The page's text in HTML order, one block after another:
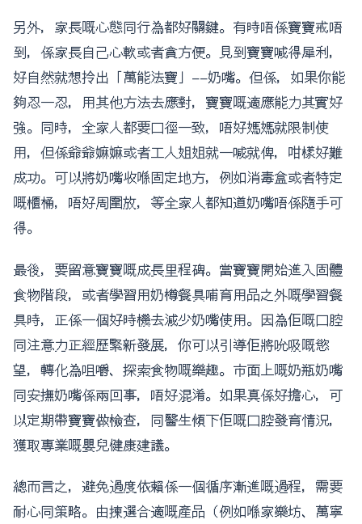
另外，家長嘅心態同行為都好關鍵。有時唔係寶寶戒唔
到，係家長自己心軟或者貪方便。見到寶寶喊得犀利，
好自然就想拎出「萬能法寶」——奶嘴。但係，如果你能
夠忍一忍，用其他方法去應對，寶寶嘅適應能力其實好
強。同時，全家人都要口徑一致，唔好媽媽就限制使
用，但係爺爺嫲嫲或者工人姐姐就一喊就俾，咁樣好難
成功。可以將奶嘴收喺固定地方，例如消毒盒或者特定
嘅櫃桶，唔好周圍放，等全家人都知道奶嘴唔係隨手可
得。
最後，要留意寶寶嘅成長里程碑。當寶寶開始進入固體
食物階段，或者學習用奶樽餐具哺育用品之外嘅學習餐
具時，正係一個好時機去減少奶嘴使用。因為佢嘅口腔
同注意力正經歷緊新發展，你可以引導佢將吮吸嘅慾
望，轉化為咀嚼、探索食物嘅樂趣。市面上嘅奶瓶奶嘴
同安撫奶嘴係兩回事，唔好混淆。如果真係好擔心，可
以定期帶寶寶做檢查，同醫生傾下佢嘅口腔發育情況，
獲取專業嘅嬰兒健康建議。
總而言之，避免過度依賴係一個循序漸進嘅過程，需要
耐心同策略。由揀選合適嘅產品（例如喺家樂坊、萬寧